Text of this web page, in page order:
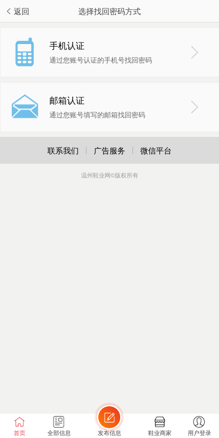
返回 选择找回密码方式
手机认证
通过您账号认证的手机号找回密码
邮箱认证
通过您账号填写的邮箱找回密码
首页 全部信息 发布信息 鞋业商家 用户登录
联系我们 广告服务 微信平台
温州鞋业网©版权所有